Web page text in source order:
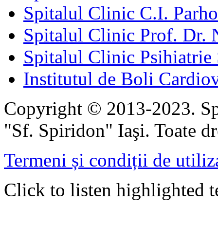
Spitalul Clinic C.I.
Spitalul Clinic Prof. Dr.
Spitalul Clinic Psihiatrie
Institutul de Boli
Copyright © 2013-2023.
"Sf. Spiridon" Iaşi. Toate
Termeni și condiții de
Click to listen highlighted